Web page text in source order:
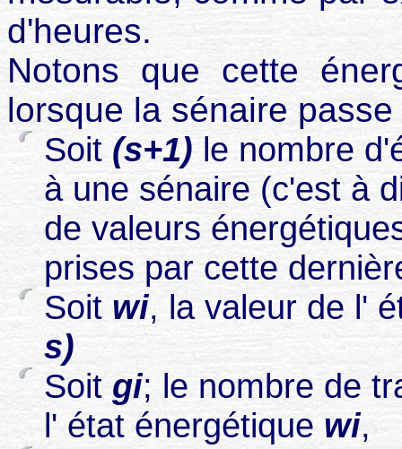
d'heures.
Notons que cette
lorsque la sénaire
Soit (s+1) le nombre
à une sénaire (c'est à
de valeurs
prises par cette
Soit wi, la valeur de l'
s)
Soit gi; le nombre de
l' état énergétique wi,